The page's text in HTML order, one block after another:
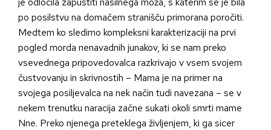
po posilstvu na domačem stranišču primorana poročiti.
Medtem ko sledimo kompleksni karakterizaciji na prvi
pogled morda nenavadnih junakov, ki se nam preko
vsevednega pripovedovalca razkrivajo v vsem svojem
čustvovanju in skrivnostih – Mama je na primer na
svojega posiljevalca na nek način tudi navezana – se v
nekem trenutku naracija začne sukati okoli smrti mame
Nne. Preko njenega preteklega življenjem, ki ga sicer